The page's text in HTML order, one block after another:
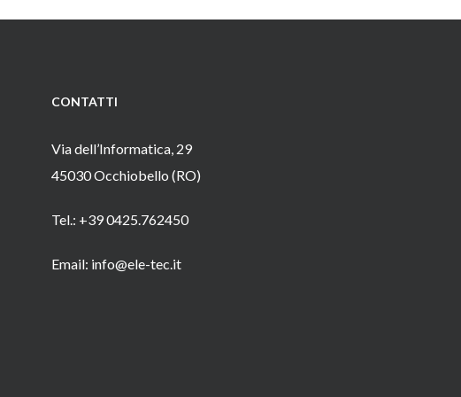
CONTATTI
Via dell’Informatica, 29
45030 Occhiobello (RO)
Tel.: +39 0425.762450
Email: info@ele-tec.it